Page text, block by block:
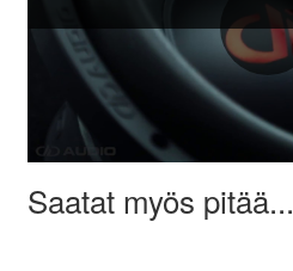
Saatat myös pitää...